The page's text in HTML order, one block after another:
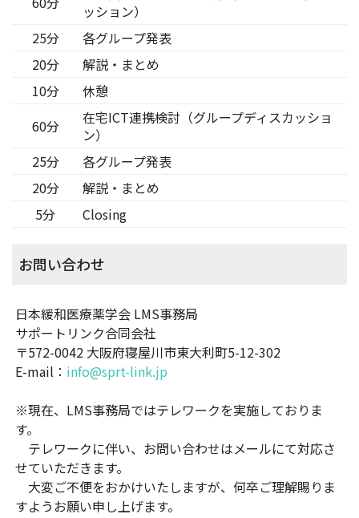
ッション）
25分
各グループ発表
20分
解説・まとめ
10分
休憩
60分
在宅ICT連携検討（グループディスカッショ
ン）
25分
各グループ発表
20分
解説・まとめ
5分
Closing
お問い合わせ
日本緩和医療薬学会 LMS事務局
サポートリンク合同会社
〒572-0042 大阪府寝屋川市東大利町5-12-302
E-mail： info@sprt-link.jp
※現在、LMS事務局ではテレワークを実施しておりま
す。
テレワークに伴い、お問い合わせはメールにて対応さ
せていただきます。
大変ご不便をおかけいたしますが、何卒ご理解賜りま
すようお願い申し上げます。